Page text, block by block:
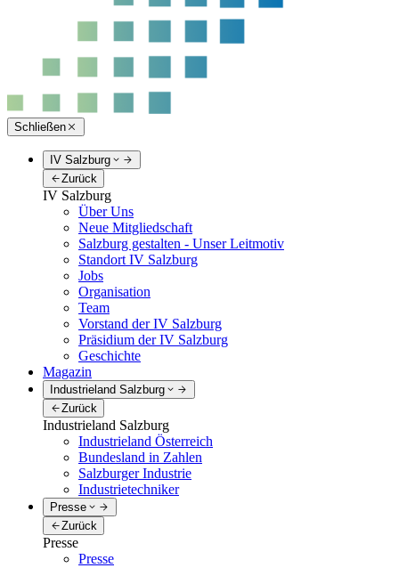
Schließen
IV Salzburg
Zurück
IV Salzburg
Über Uns
Neue Mitgliedschaft
Salzburg gestalten - Unser Leitmotiv
Standort IV Salzburg
Jobs
Organisation
Team
Vorstand der IV Salzburg
Präsidium der IV Salzburg
Geschichte
Magazin
Industrieland Salzburg
Zurück
Industrieland Salzburg
Industrieland Österreich
Bundesland in Zahlen
Salzburger Industrie
Industrietechniker
Presse
Zurück
Presse
Presse